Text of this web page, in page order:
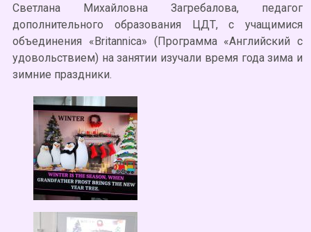
Светлана Михайловна Загребалова, педагог
дополнительного образования ЦДТ, с учащимися
объединения «Britannica» (Программа «Английский с
удовольствием) на занятии изучали время года зима и
зимние праздники.